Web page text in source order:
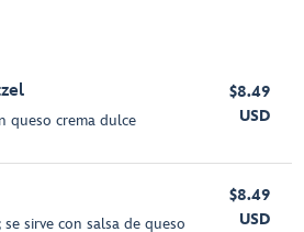
queso crema dulce
$8.49
USD
sirve con salsa de queso
$8.49
USD